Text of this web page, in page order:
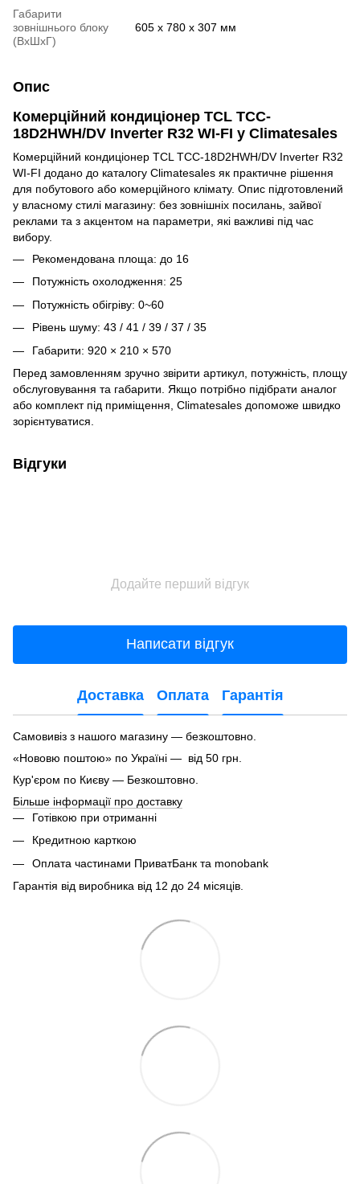
Габарити
зовнішнього блоку
(ВхШхГ)
605 x 780 x 307 мм
Опис
Комерційний кондиціонер TCL TCC-
18D2HWH/DV Inverter R32 WI-FI у Climatesales
Комерційний кондиціонер TCL TCC-18D2HWH/DV Inverter R32
WI-FI додано до каталогу Climatesales як практичне рішення
для побутового або комерційного клімату. Опис підготовлений
у власному стилі магазину: без зовнішніх посилань, зайвої
реклами та з акцентом на параметри, які важливі під час
вибору.
Рекомендована площа: до 16
Потужність охолодження: 25
Потужність обігріву: 0~60
Рівень шуму: 43 / 41 / 39 / 37 / 35
Габарити: 920 × 210 × 570
Перед замовленням зручно звірити артикул, потужність, площу
обслуговування та габарити. Якщо потрібно підібрати аналог
або комплект під приміщення, Climatesales допоможе швидко
зорієнтуватися.
Відгуки
Додайте перший відгук
Написати відгук
Доставка Оплата Гарантія
Самовивіз з нашого магазину — безкоштовно.
«Нововю поштою» по Україні — від 50 грн.
Кур'єром по Києву — Безкоштовно.
Більше інформації про доставку
Готівкою при отриманні
Кредитною карткою
Оплата частинами ПриватБанк та monobank
Гарантія від виробника від 12 до 24 місяців.